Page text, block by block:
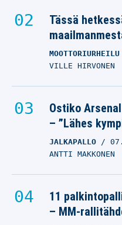
Tässä
MOOTTORIURHEILU
VILLE HIRVONEN
Ostiko
– ”Lähes
JALKAPALLO
ANTTI MAKKONEN
11
– MM-